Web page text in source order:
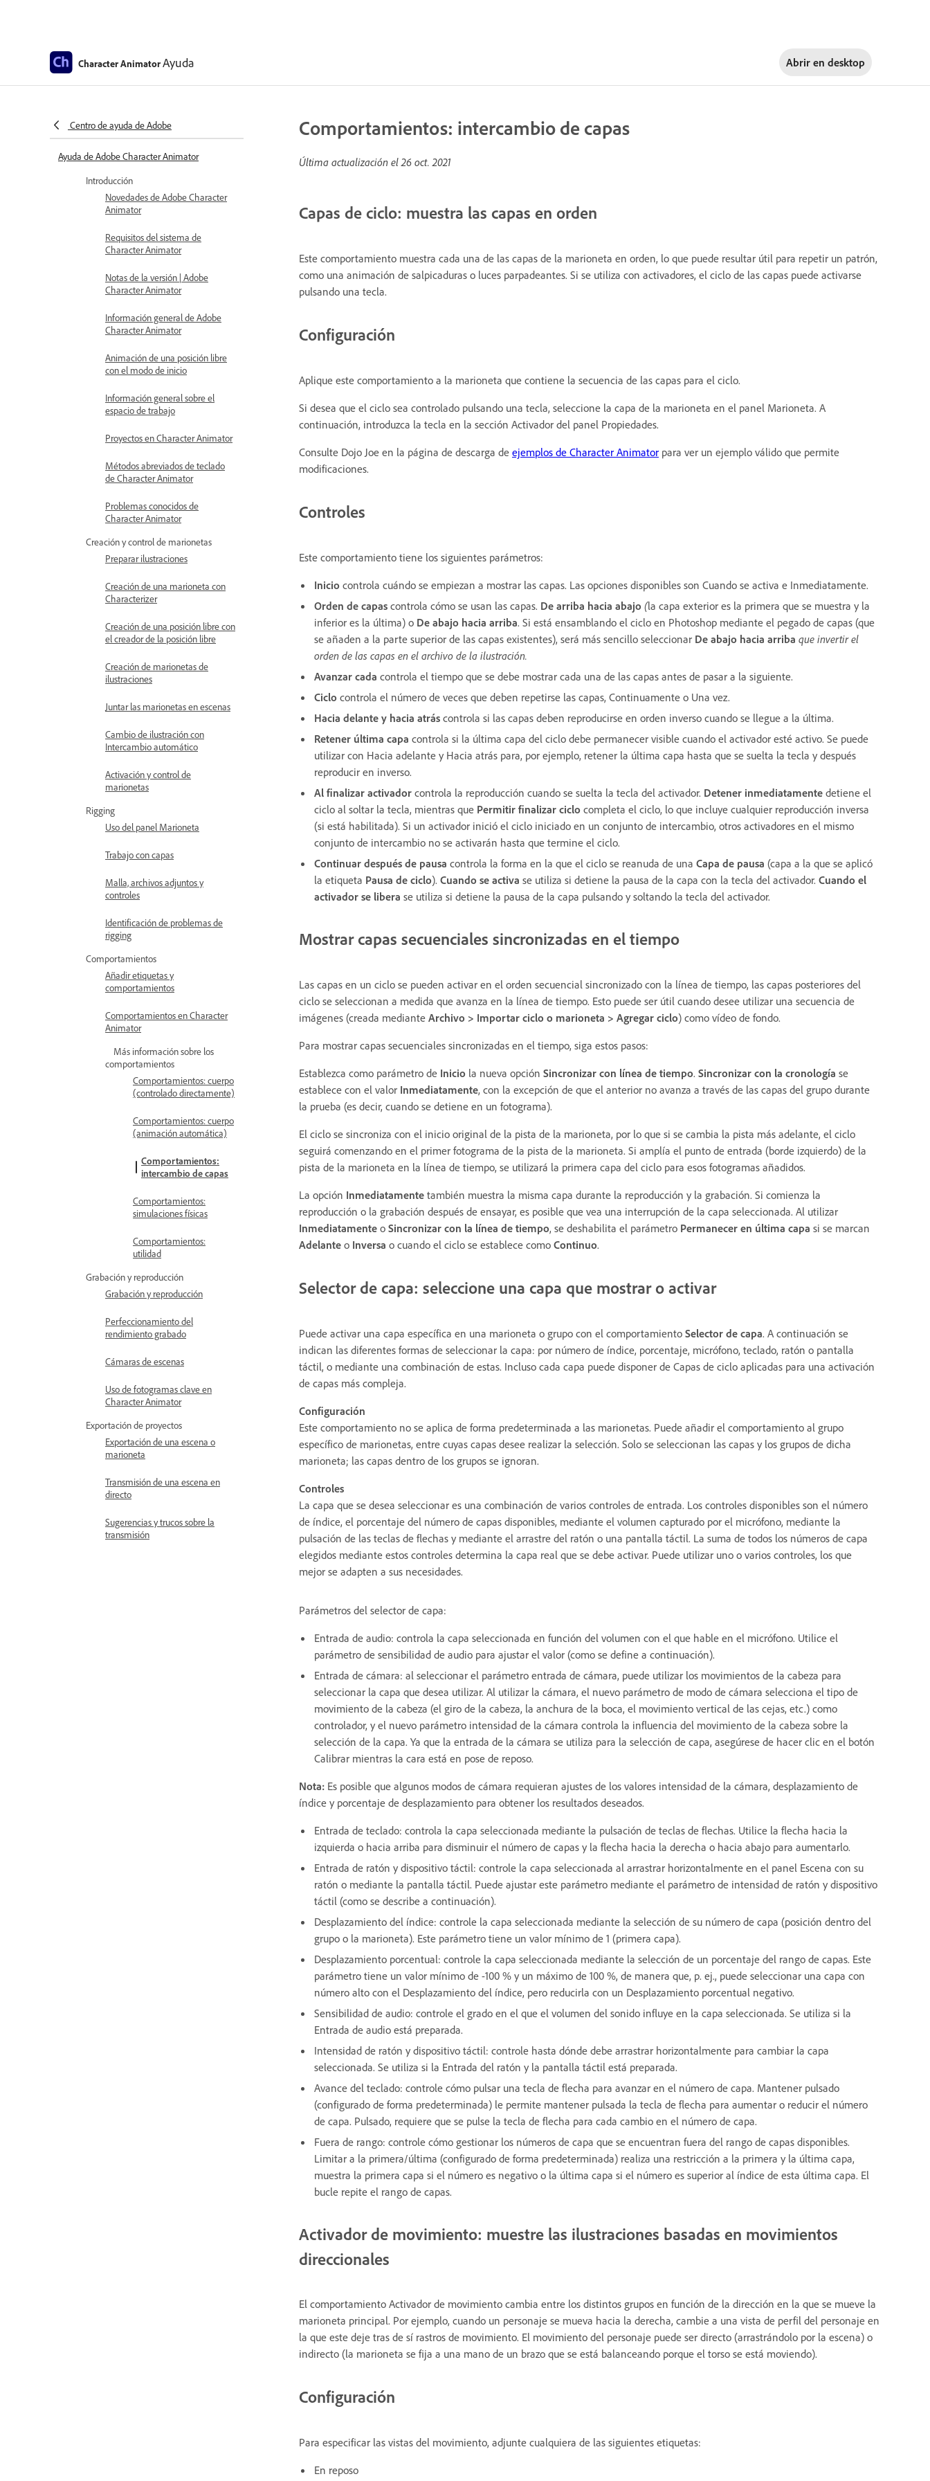
Character AnimatorAyuda Abrir en desktop
Centro de ayuda de Adobe
Ayuda de Adobe Character Animator
Introducción
Novedades de Adobe Character
Animator
Requisitos del sistema de
Character Animator
Notas de la versión | Adobe
Character Animator
Información general de Adobe
Character Animator
Animación de una posición libre
con el modo de inicio
Información general sobre el
espacio de trabajo
Proyectos en Character Animator
Métodos abreviados de teclado
de Character Animator
Problemas conocidos de
Character Animator
Creación y control de marionetas
Preparar ilustraciones
Creación de una marioneta con
Characterizer
Creación de una posición libre con
el creador de la posición libre
Creación de marionetas de
ilustraciones
Juntar las marionetas en escenas
Cambio de ilustración con
Intercambio automático
Activación y control de
marionetas
Rigging
Uso del panel Marioneta
Trabajo con capas
Malla, archivos adjuntos y
controles
Identificación de problemas de
rigging
Comportamientos
Añadir etiquetas y
comportamientos
Comportamientos en Character
Animator
Más información sobre los
comportamientos
Comportamientos: cuerpo
(controlado directamente)
Comportamientos: cuerpo
(animación automática)
Comportamientos:
intercambio de capas
Comportamientos:
simulaciones físicas
Comportamientos:
utilidad
Grabación y reproducción
Grabación y reproducción
Perfeccionamiento del
rendimiento grabado
Cámaras de escenas
Uso de fotogramas clave en
Character Animator
Exportación de proyectos
Exportación de una escena o
marioneta
Transmisión de una escena en
directo
Sugerencias y trucos sobre la
transmisión
Comportamientos: intercambio de capas
Última actualización el26 oct. 2021
Capas de ciclo: muestra las capas en orden
Este comportamiento muestra cada una de las capas de la marioneta en orden, lo que puede resultar útil para repetir un patrón,
como una animación de salpicaduras o luces parpadeantes. Si se utiliza con activadores, el ciclo de las capas puede activarse
pulsando una tecla.
Configuración
Aplique este comportamiento a la marioneta que contiene la secuencia de las capas para el ciclo.
Si desea que el ciclo sea controlado pulsando una tecla, seleccione la capa de la marioneta en el panel Marioneta. A
continuación, introduzca la tecla en la sección Activador del panel Propiedades.
Consulte Dojo Joe en la página de descarga de ejemplos de Character Animator para ver un ejemplo válido que permite
modificaciones.
Controles
Este comportamiento tiene los siguientes parámetros:
Inicio controla cuándo se empiezan a mostrar las capas. Las opciones disponibles son Cuando se activa e Inmediatamente.
Orden de capas controla cómo se usan las capas. De arriba hacia abajo (la capa exterior es la primera que se muestra y la
inferior es la última) o De abajo hacia arriba. Si está ensamblando el ciclo en Photoshop mediante el pegado de capas (que
se añaden a la parte superior de las capas existentes), será más sencillo seleccionar De abajo hacia arriba que invertir el
orden de las capas en el archivo de la ilustración.
Avanzar cada controla el tiempo que se debe mostrar cada una de las capas antes de pasar a la siguiente.
Ciclo controla el número de veces que deben repetirse las capas, Continuamente o Una vez.
Hacia delante y hacia atrás controla si las capas deben reproducirse en orden inverso cuando se llegue a la última.
Retener última capa controla si la última capa del ciclo debe permanecer visible cuando el activador esté activo. Se puede
utilizar con Hacia adelante y Hacia atrás para, por ejemplo, retener la última capa hasta que se suelta la tecla y después
reproducir en inverso.
Al finalizar activador controla la reproducción cuando se suelta la tecla del activador. Detener inmediatamente detiene el
ciclo al soltar la tecla, mientras que Permitir finalizar ciclo completa el ciclo, lo que incluye cualquier reproducción inversa
(si está habilitada). Si un activador inició el ciclo iniciado en un conjunto de intercambio, otros activadores en el mismo
conjunto de intercambio no se activarán hasta que termine el ciclo.
Continuar después de pausa controla la forma en la que el ciclo se reanuda de una Capa de pausa (capa a la que se aplicó
la etiqueta Pausa de ciclo). Cuando se activa se utiliza si detiene la pausa de la capa con la tecla del activador. Cuando el
activador se libera se utiliza si detiene la pausa de la capa pulsando y soltando la tecla del activador.
Mostrar capas secuenciales sincronizadas en el tiempo
Las capas en un ciclo se pueden activar en el orden secuencial sincronizado con la línea de tiempo, las capas posteriores del
ciclo se seleccionan a medida que avanza en la línea de tiempo. Esto puede ser útil cuando desee utilizar una secuencia de
imágenes (creada mediante Archivo > Importar ciclo o marioneta > Agregar ciclo) como vídeo de fondo.
Para mostrar capas secuenciales sincronizadas en el tiempo, siga estos pasos:
Establezca como parámetro de Inicio la nueva opción Sincronizar con línea de tiempo. Sincronizar con la cronología se
establece con el valor Inmediatamente, con la excepción de que el anterior no avanza a través de las capas del grupo durante
la prueba (es decir, cuando se detiene en un fotograma).
El ciclo se sincroniza con el inicio original de la pista de la marioneta, por lo que si se cambia la pista más adelante, el ciclo
seguirá comenzando en el primer fotograma de la pista de la marioneta. Si amplía el punto de entrada (borde izquierdo) de la
pista de la marioneta en la línea de tiempo, se utilizará la primera capa del ciclo para esos fotogramas añadidos.
La opción Inmediatamente también muestra la misma capa durante la reproducción y la grabación. Si comienza la
reproducción o la grabación después de ensayar, es posible que vea una interrupción de la capa seleccionada. Al utilizar
Inmediatamente o Sincronizar con la línea de tiempo, se deshabilita el parámetro Permanecer en última capa si se marcan
Adelante o Inversa o cuando el ciclo se establece como Continuo.
Selector de capa: seleccione una capa que mostrar o activar
Puede activar una capa específica en una marioneta o grupo con el comportamiento Selector de capa. A continuación se
indican las diferentes formas de seleccionar la capa: por número de índice, porcentaje, micrófono, teclado, ratón o pantalla
táctil, o mediante una combinación de estas. Incluso cada capa puede disponer de Capas de ciclo aplicadas para una activación
de capas más compleja.
Configuración
Este comportamiento no se aplica de forma predeterminada a las marionetas. Puede añadir el comportamiento al grupo
específico de marionetas, entre cuyas capas desee realizar la selección. Solo se seleccionan las capas y los grupos de dicha
marioneta; las capas dentro de los grupos se ignoran.
Controles
La capa que se desea seleccionar es una combinación de varios controles de entrada. Los controles disponibles son el número
de índice, el porcentaje del número de capas disponibles, mediante el volumen capturado por el micrófono, mediante la
pulsación de las teclas de flechas y mediante el arrastre del ratón o una pantalla táctil. La suma de todos los números de capa
elegidos mediante estos controles determina la capa real que se debe activar. Puede utilizar uno o varios controles, los que
mejor se adapten a sus necesidades.
Parámetros del selector de capa:
Entrada de audio: controla la capa seleccionada en función del volumen con el que hable en el micrófono. Utilice el
parámetro de sensibilidad de audio para ajustar el valor (como se define a continuación).
Entrada de cámara: al seleccionar el parámetro entrada de cámara, puede utilizar los movimientos de la cabeza para
seleccionar la capa que desea utilizar. Al utilizar la cámara, el nuevo parámetro de modo de cámara selecciona el tipo de
movimiento de la cabeza (el giro de la cabeza, la anchura de la boca, el movimiento vertical de las cejas, etc.) como
controlador, y el nuevo parámetro intensidad de la cámara controla la influencia del movimiento de la cabeza sobre la
selección de la capa. Ya que la entrada de la cámara se utiliza para la selección de capa, asegúrese de hacer clic en el botón
Calibrar mientras la cara está en pose de reposo.
Nota: Es posible que algunos modos de cámara requieran ajustes de los valores intensidad de la cámara, desplazamiento de
índice y porcentaje de desplazamiento para obtener los resultados deseados.
Entrada de teclado: controla la capa seleccionada mediante la pulsación de teclas de flechas. Utilice la flecha hacia la
izquierda o hacia arriba para disminuir el número de capas y la flecha hacia la derecha o hacia abajo para aumentarlo.
Entrada de ratón y dispositivo táctil: controle la capa seleccionada al arrastrar horizontalmente en el panel Escena con su
ratón o mediante la pantalla táctil. Puede ajustar este parámetro mediante el parámetro de intensidad de ratón y dispositivo
táctil (como se describe a continuación).
Desplazamiento del índice: controle la capa seleccionada mediante la selección de su número de capa (posición dentro del
grupo o la marioneta). Este parámetro tiene un valor mínimo de 1 (primera capa).
Desplazamiento porcentual: controle la capa seleccionada mediante la selección de un porcentaje del rango de capas. Este
parámetro tiene un valor mínimo de -100 % y un máximo de 100 %, de manera que, p. ej., puede seleccionar una capa con
número alto con el Desplazamiento del índice, pero reducirla con un Desplazamiento porcentual negativo.
Sensibilidad de audio: controle el grado en el que el volumen del sonido influye en la capa seleccionada. Se utiliza si la
Entrada de audio está preparada.
Intensidad de ratón y dispositivo táctil: controle hasta dónde debe arrastrar horizontalmente para cambiar la capa
seleccionada. Se utiliza si la Entrada del ratón y la pantalla táctil está preparada.
Avance del teclado: controle cómo pulsar una tecla de flecha para avanzar en el número de capa. Mantener pulsado
(configurado de forma predeterminada) le permite mantener pulsada la tecla de flecha para aumentar o reducir el número
de capa. Pulsado, requiere que se pulse la tecla de flecha para cada cambio en el número de capa.
Fuera de rango: controle cómo gestionar los números de capa que se encuentran fuera del rango de capas disponibles.
Limitar a la primera/última (configurado de forma predeterminada) realiza una restricción a la primera y la última capa,
muestra la primera capa si el número es negativo o la última capa si el número es superior al índice de esta última capa. El
bucle repite el rango de capas.
Activador de movimiento: muestre las ilustraciones basadas en movimientos
direccionales
El comportamiento Activador de movimiento cambia entre los distintos grupos en función de la dirección en la que se mueve la
marioneta principal. Por ejemplo, cuando un personaje se mueva hacia la derecha, cambie a una vista de perfil del personaje en
la que este deje tras de sí rastros de movimiento. El movimiento del personaje puede ser directo (arrastrándolo por la escena) o
indirecto (la marioneta se fija a una mano de un brazo que se está balanceando porque el torso se está moviendo).
Configuración
Para especificar las vistas del movimiento, adjunte cualquiera de las siguientes etiquetas:
En reposo